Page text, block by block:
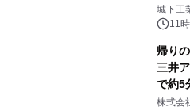
ーブ
ぐっと
城下工
11
帰り
三井
で約5
メニュ
株式会